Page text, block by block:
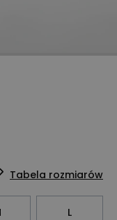
Tabela rozmiarów
L